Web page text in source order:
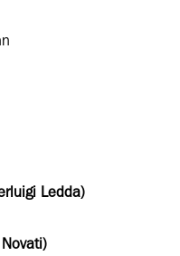
Ledda)